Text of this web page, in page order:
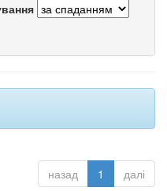
назад 1 далі